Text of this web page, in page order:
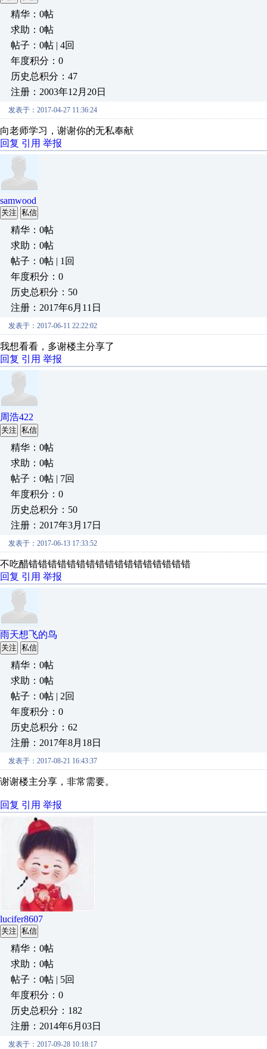
精华：0帖
求助：0帖
帖子：0帖 | 4回
年度积分：0
历史总积分：47
注册：2003年12月20日
发表于：2017-04-27 11:36:24
向老师学习，谢谢你的无私奉献
回复 引用 举报
samwood
关注 私信
精华：0帖
求助：0帖
帖子：0帖 | 1回
年度积分：0
历史总积分：50
注册：2017年6月11日
发表于：2017-06-11 22:22:02
我想看看，多谢楼主分享了
回复 引用 举报
周浩422
关注 私信
精华：0帖
求助：0帖
帖子：0帖 | 7回
年度积分：0
历史总积分：50
注册：2017年3月17日
发表于：2017-06-13 17:33:52
不吃醋错错错错错错错错错错错错错错错错错
回复 引用 举报
雨天想飞的鸟
关注 私信
精华：0帖
求助：0帖
帖子：0帖 | 2回
年度积分：0
历史总积分：62
注册：2017年8月18日
发表于：2017-08-21 16:43:37
谢谢楼主分享，非常需要。
回复 引用 举报
lucifer8607
关注 私信
精华：0帖
求助：0帖
帖子：0帖 | 5回
年度积分：0
历史总积分：182
注册：2014年6月03日
发表于：2017-09-28 10:18:17